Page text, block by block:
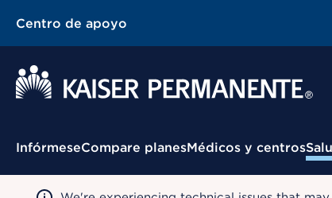
Centro de apoyo
Menú contextual
InfórmeseCompare planesMédicos y centros